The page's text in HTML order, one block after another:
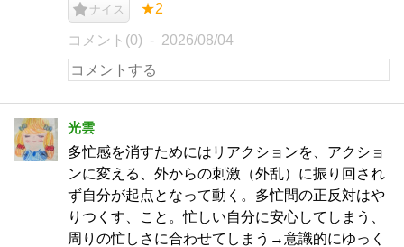
ナイス ★2
コメント(0) 2026/08/04
光雲
多忙感を消すためにはリアクションを、アクショ
ンに変える、外からの刺激（外乱）に振り回され
ず自分が起点となって動く。多忙間の正反対はや
りつくす、こと。忙しい自分に安心してしまう、
周りの忙しさに合わせてしまう→意識的にゆっく